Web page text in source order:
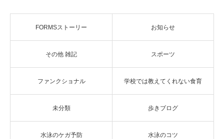
FORMSストーリー お知らせ
その他 雑記 スポーツ
ファンクショナル 学校では教えてくれない食育
未分類 歩きブログ
水泳のケガ予防 水泳のコツ